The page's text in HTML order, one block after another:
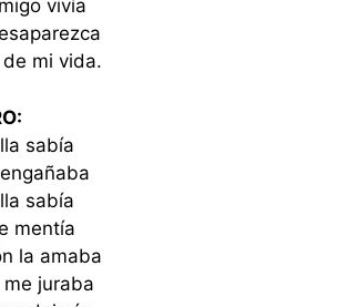
vivía
mi vida.
sabía
sabía
mentía
la amaba
juraba